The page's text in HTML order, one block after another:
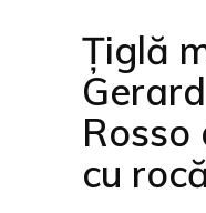
Țiglă
cu